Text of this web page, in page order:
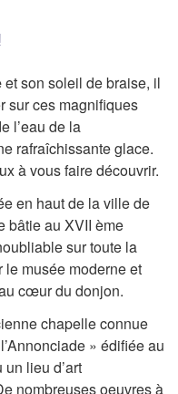
et son soleil de braise, il
sur ces magnifiques
l’eau de la
rafraîchissante glace.
à vous faire découvrir.
en haut de la ville de
bâtie au XVII ème
sur toute la
le musée moderne et
cœur du donjon.
chapelle connue
» édifiée au
lieu d’art
nombreuses oeuvres à